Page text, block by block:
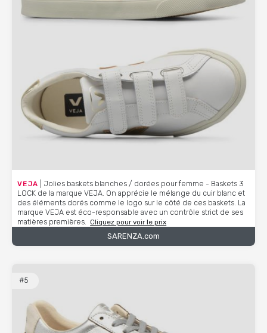
VEJA | Jolies baskets blanches / dorées pour femme - Baskets 3
LOCK de la marque VEJA. On apprécie le mélange du cuir blanc et
des éléments dorés comme le logo sur le côté de ces baskets. La
marque VEJA est éco-responsable avec un contrôle strict de ses
matières premières. Cliquez pour voir le prix
SARENZA.com
#5